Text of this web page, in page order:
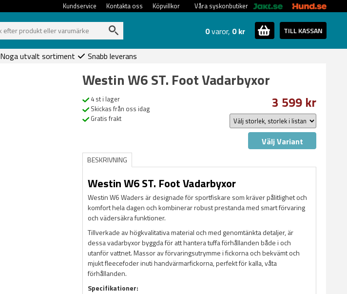
Våra syskonbutiker
Köpvillkor
Kontakta oss
Kundservice
0varor, 0 kr TILL KASSAN
Noga utvalt sortiment Snabb leverans
Westin W6 ST. Foot Vadarbyxor
4 st i lager
Skickas från oss idag
Gratis frakt
3 599 kr
Välj Variant
BESKRIVNING
Westin W6 ST. Foot Vadarbyxor
Westin W6 Waders är designade för sportfiskare som kräver pålitlighet och
komfort hela dagen och kombinerar robust prestanda med smart förvaring
och vädersäkra funktioner.
Tillverkade av högkvalitativa material och med genomtänkta detaljer, är
dessa vadarbyxor byggda för att hantera tuffa förhållanden både i och
utanför vattnet. Massor av förvaringsutrymme i fickorna och bekvämt och
mjukt fleecefoder inuti handvärmarfickorna, perfekt för kalla, våta
förhållanden.
Specifikationer: